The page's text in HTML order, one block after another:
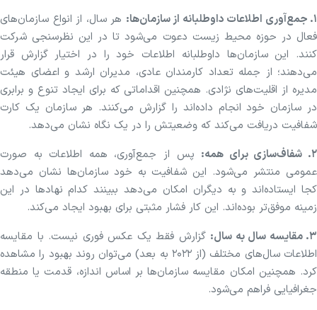
۱. جمع‌آوری اطلاعات داوطلبانه از سازمان‌ها:
هر سال، از انواع سازمان‌های
فعال در حوزه محیط زیست دعوت می‌شود تا در این نظرسنجی شرکت
کنند. این سازمان‌ها داوطلبانه اطلاعات خود را در اختیار گزارش قرار
می‌دهند؛ از جمله تعداد کارمندان عادی، مدیران ارشد و اعضای هیئت
مدیره از اقلیت‌های نژادی. همچنین اقداماتی که برای ایجاد تنوع و برابری
در سازمان خود انجام داده‌اند را گزارش می‌کنند. هر سازمان یک کارت
شفافیت دریافت می‌کند که وضعیتش را در یک نگاه نشان می‌دهد.
۲. شفاف‌سازی برای همه:
پس از جمع‌آوری، همه اطلاعات به صورت
عمومی منتشر می‌شود. این شفافیت به خود سازمان‌ها نشان می‌دهد
کجا ایستاده‌اند و به دیگران امکان می‌دهد ببینند کدام نهادها در این
زمینه موفق‌تر بوده‌اند. این کار فشار مثبتی برای بهبود ایجاد می‌کند.
۳. مقایسه سال به سال:
گزارش فقط یک عکس فوری نیست. با مقایسه
اطلاعات سال‌های مختلف (از ۲۰۲۲ به بعد) می‌توان روند بهبود را مشاهده
کرد. همچنین امکان مقایسه سازمان‌ها بر اساس اندازه، قدمت یا منطقه
جغرافیایی فراهم می‌شود.